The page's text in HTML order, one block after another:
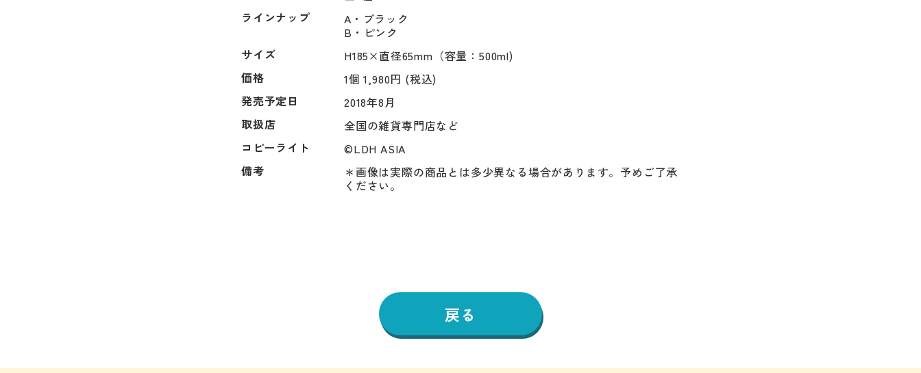
ラインナップ
A・ブラック
B・ピンク
サイズ
H185×直径65mm（容量：500ml)
価格
1個 1,980円 (税込)
発売予定日
2018年8月
取扱店
全国の雑貨専門店など
コピーライト
©LDH ASIA
備考
＊画像は実際の商品とは多少異なる場合があります。予めご了承
ください。
戻る